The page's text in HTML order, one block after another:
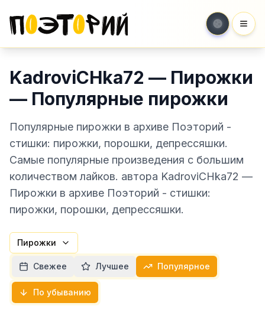
KadroviCHka72 — Пирожки
— Популярные пирожки
Популярные пирожки в архиве Поэторий -
стишки: пирожки, порошки, депрессяшки.
Самые популярные произведения с большим
количеством лайков. автора KadroviCHka72 —
Пирожки в архиве Поэторий - стишки:
пирожки, порошки, депрессяшки.
Пирожки
Свежее Лучшее Популярное
По убыванию